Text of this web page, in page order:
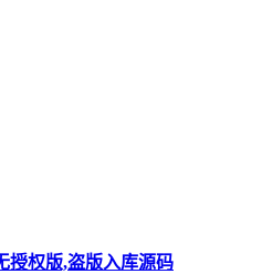
授权版,盗版入库源码